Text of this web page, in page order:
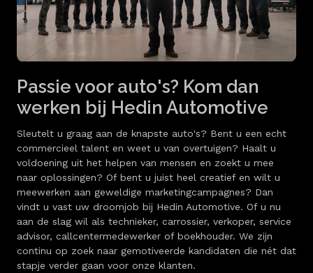
Passie voor auto's? Kom dan
werken bij Hedin Automotive
Sleutelt u graag aan de knapste auto's? Bent u een echt
commercieel talent en weet u van overtuigen? Haalt u
voldoening uit het helpen van mensen en zoekt u mee
naar oplossingen? Of bent u juist heel creatief en wilt u
meewerken aan geweldige marketingcampagnes? Dan
vindt u vast uw droomjob bij Hedin Automotive. Of u nu
aan de slag wil als technieker, carrossier, verkoper, service
advisor, callcentermedewerker of boekhouder. We zijn
continu op zoek naar gemotiveerde kandidaten die nét dat
stapje verder gaan voor onze klanten.